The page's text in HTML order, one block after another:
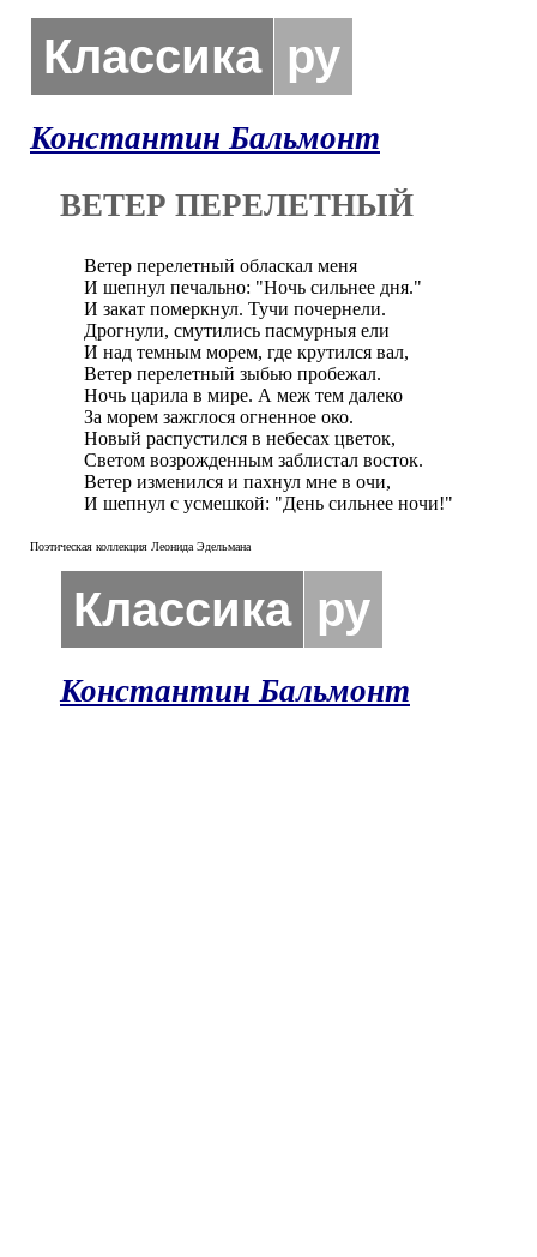
Классика ру
Константин Бальмонт
ВЕТЕР ПЕРЕЛЕТНЫЙ
Ветер перелетный обласкал меня
И шепнул печально: "Ночь сильнее дня."
И закат померкнул. Тучи почернели.
Дрогнули, смутились пасмурныя ели
И над темным морем, где крутился вал,
Ветер перелетный зыбью пробежал.
Ночь царила в мире. А меж тем далеко
За морем зажглося огненное око.
Новый распустился в небесах цветок,
Светом возрожденным заблистал восток.
Ветер изменился и пахнул мне в очи,
И шепнул с усмешкой: "День сильнее ночи!"
Поэтическая коллекция Леонида Эдельмана
Классика ру
Константин Бальмонт